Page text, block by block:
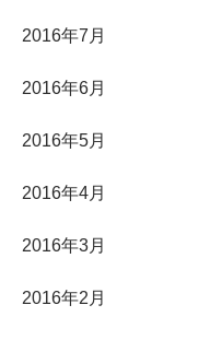
2016年7月
2016年6月
2016年5月
2016年4月
2016年3月
2016年2月